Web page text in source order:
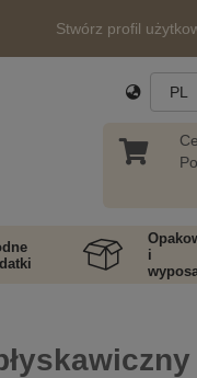
Stwórz profil
PL
i